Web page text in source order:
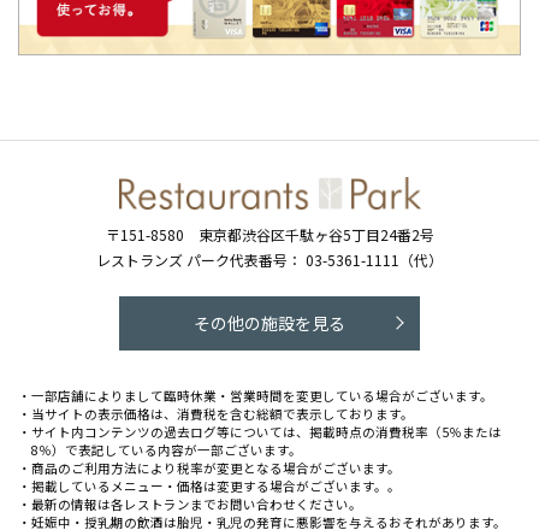
〒151-8580 東京都渋谷区千駄ヶ谷5丁目24番2号
レストランズ パーク代表番号： 03-5361-1111（代）
その他の施設を見る
・一部店舗によりまして臨時休業・営業時間を変更している場合がございます。
・当サイトの表示価格は、消費税を含む総額で表示しております。
・サイト内コンテンツの過去ログ等については、掲載時点の消費税率（5％または
8％）で表記している内容が一部ございます。
・商品のご利用方法により税率が変更となる場合がございます。
・掲載しているメニュー・価格は変更する場合がございます。。
・最新の情報は各レストランまでお問い合わせください。
・妊娠中・授乳期の飲酒は胎児・乳児の発育に悪影響を与えるおそれがあります。